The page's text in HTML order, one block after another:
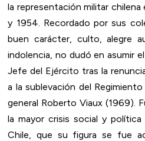
la representación militar
y 1954. Recordado por sus
buen carácter, culto, alegre
indolencia, no dudó en asumir
Jefe del Ejército tras la
a la sublevación del
general Roberto Viaux (1969).
la mayor crisis social y
Chile, que su figura se fue